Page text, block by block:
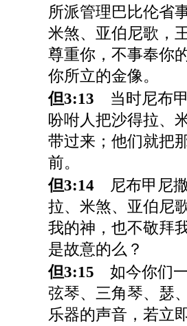
所派管理巴比伦省
米煞、亚伯尼歌，
尊重你，不事奉你
你所立的金像。
但3:13 当时尼布甲
吩咐人把沙得拉、
带过来；他们就把
前。
但3:14 尼布甲尼
拉、米煞、亚伯尼
我的神，也不敬拜
是故意的么？
但3:15 如今你们
弦琴、三角琴、瑟
乐器的声音，若立